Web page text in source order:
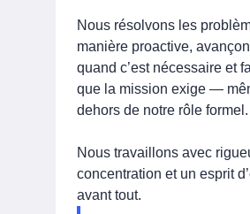
Nous résolvons les
manière proactive,
quand c’est nécessaire et
que la mission exige —
dehors de notre rôle formel.
Nous travaillons avec
concentration et un esprit
avant tout.